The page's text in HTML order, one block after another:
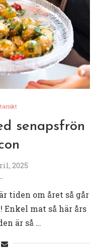
senapsfrön
2025
tiden om året så går
mat så här års
är så …